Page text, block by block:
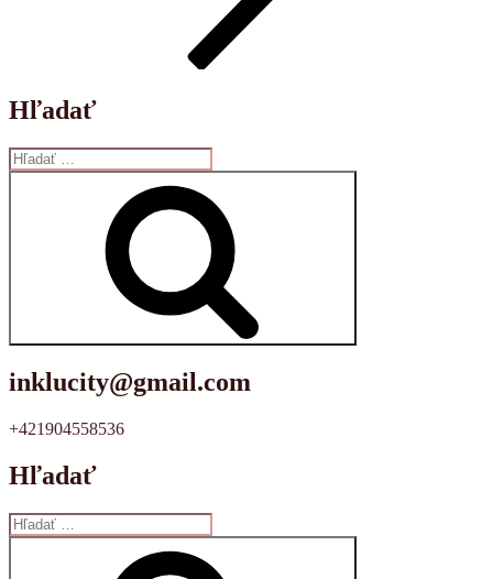
Hľadať
Hľadať:
inklucity@gmail.com
+421904558536
Hľadať
Hľadať: